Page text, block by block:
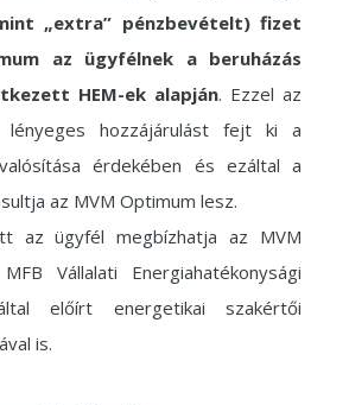
„extra” pénzbevételt) fizet
az ügyfélnek a beruházás
HEM-ek alapján. Ezzel az
lényeges hozzájárulást fejt ki a
érdekében és ezáltal a
az MVM Optimum lesz.
az ügyfél megbízhatja az MVM
Vállalati Energiahatékonysági
előírt energetikai szakértői
is.